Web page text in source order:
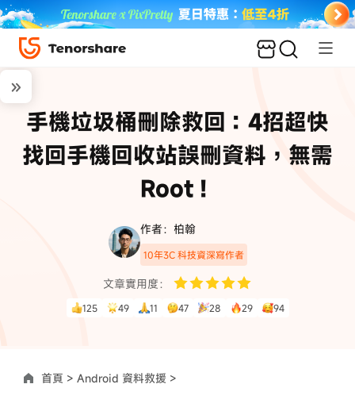
手機垃圾桶刪除救回：4招超快
找回手機回收站誤刪資料，無需
Root！
作者：柏翰
10年3C 科技資深寫作者
文章實用度：
125 49 11 47 28 29 94
首頁 > Android 資料救援 >